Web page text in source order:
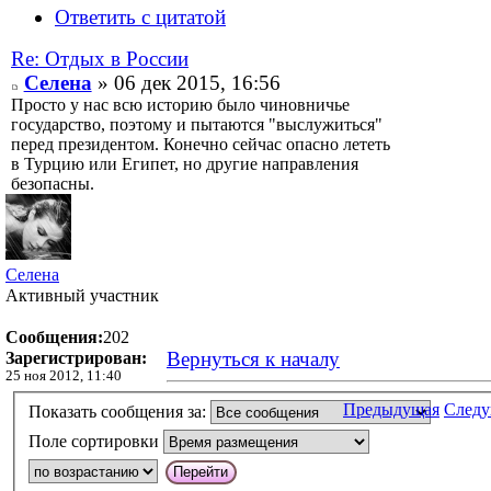
Ответить с цитатой
Re: Отдых в России
Селена» 06 дек 2015, 16:56
Просто у нас всю историю было чиновничье
государство, поэтому и пытаются "выслужиться"
перед президентом. Конечно сейчас опасно лететь
в Турцию или Египет, но другие направления
безопасны.
Селена
Активный участник
Сообщения:202
Зарегистрирован:
25 ноя 2012, 11:40
Вернуться к началу
Предыдущая
Показать сообщения за:
Поле сортировки